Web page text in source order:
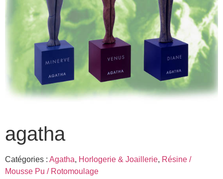
agatha
Catégories : Agatha, Horlogerie & Joaillerie, Résine /
Mousse Pu / Rotomoulage